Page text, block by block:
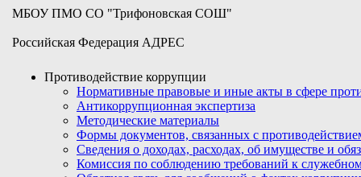
МБОУ ПМО СО "Трифоновская СОШ"
Российская Федерация АДРЕС
Противодействие коррупции
Нормативные правовые и иные акты в сфере
Антикоррупционная экспертиза
Методические материалы
Формы документов, связанных с
Сведения о доходах, расходах, об имуществе и
Комиссия по соблюдению требований к